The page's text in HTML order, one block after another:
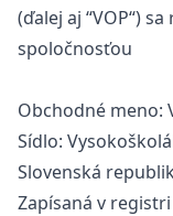
(ďalej aj “VOP“)
spoločnosťou
Obchodné meno:
Sídlo:
Slovenská
Zapísaná v